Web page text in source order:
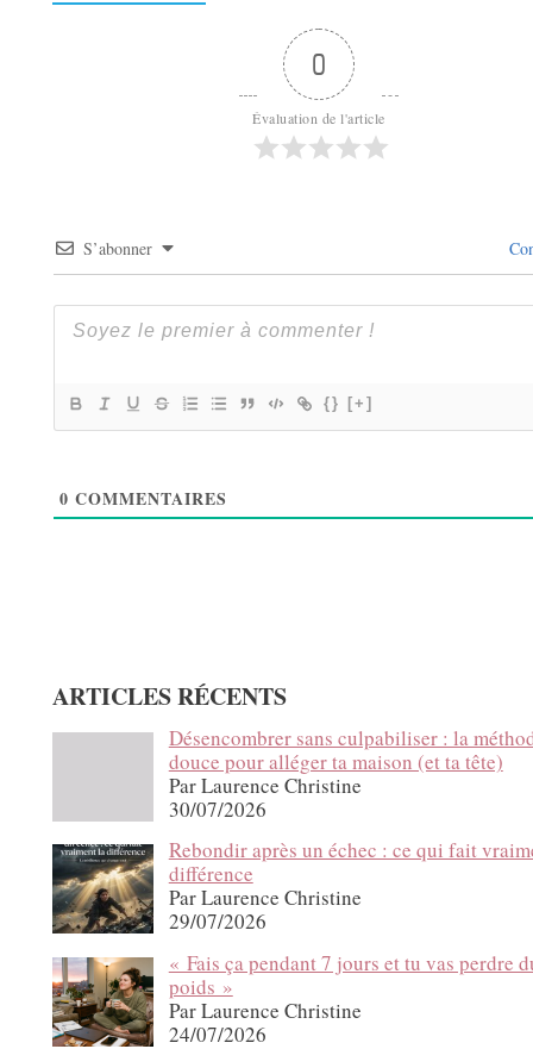
0
Évaluation de l'article
S’abonner
{} [+]
0 COMMENTAIRES
ARTICLES RÉCENTS
Désencombrer sans culpabiliser : la
douce pour alléger ta maison (et ta tête)
Par Laurence Christine
30/07/2026
Rebondir après un échec : ce qui fait
différence
Par Laurence Christine
29/07/2026
« Fais ça pendant 7 jours et tu vas perdre
poids »
Par Laurence Christine
24/07/2026